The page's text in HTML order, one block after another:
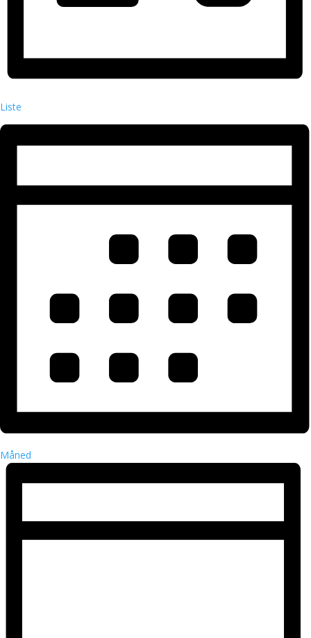
Liste
Måned